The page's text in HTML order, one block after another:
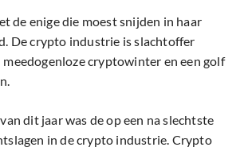
de enige die moest snijden in haar
De crypto industrie is slachtoffer
meedogenloze cryptowinter en een golf
van dit jaar was de op een na slechtste
in de crypto industrie. Crypto